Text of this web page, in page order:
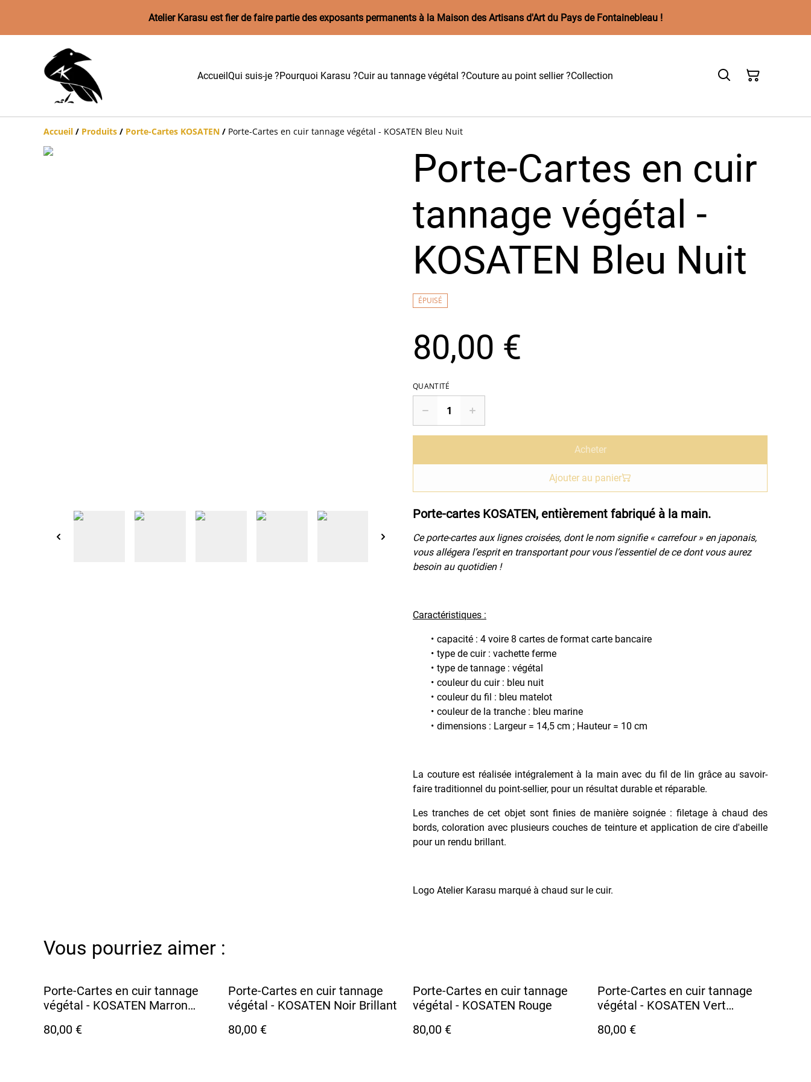
Atelier Karasu est fier de faire partie des exposants permanents à la Maison des Artisans d'Art du Pays de Fontainebleau !
AccueilQui suis-je ?Pourquoi Karasu ?Cuir au tannage végétal ?Couture au point sellier ?Collection
Accueil / Produits / Porte-Cartes KOSATEN / Porte-Cartes en cuir tannage végétal - KOSATEN Bleu Nuit
Porte-Cartes en cuir
tannage végétal -
KOSATEN Bleu Nuit
ÉPUISÉ
80,00 €
QUANTITÉ
Acheter
Ajouter au panier
Porte-cartes KOSATEN, entièrement fabriqué à la main.
Ce porte-cartes aux lignes croisées, dont le nom signifie « carrefour » en japonais,
vous allégera l’esprit en transportant pour vous l’essentiel de ce dont vous aurez
besoin au quotidien !
Caractéristiques :
capacité : 4 voire 8 cartes de format carte bancaire
type de cuir : vachette ferme
type de tannage : végétal
couleur du cuir : bleu nuit
couleur du fil : bleu matelot
couleur de la tranche : bleu marine
dimensions : Largeur = 14,5 cm ; Hauteur = 10 cm
La couture est réalisée intégralement à la main avec du fil de lin grâce au savoir-
faire traditionnel du point-sellier, pour un résultat durable et réparable.
Les tranches de cet objet sont finies de manière soignée : filetage à chaud des
bords, coloration avec plusieurs couches de teinture et application de cire d'abeille
pour un rendu brillant.
Logo Atelier Karasu marqué à chaud sur le cuir.
Vous pourriez aimer :
Porte-Cartes en cuir tannage
végétal - KOSATEN Marron
80,00 €
Porte-Cartes en cuir tannage
végétal - KOSATEN Noir Brillant
80,00 €
Porte-Cartes en cuir tannage
végétal - KOSATEN Rouge
80,00 €
Porte-Cartes en cuir tannage
végétal - KOSATEN Vert
80,00 €